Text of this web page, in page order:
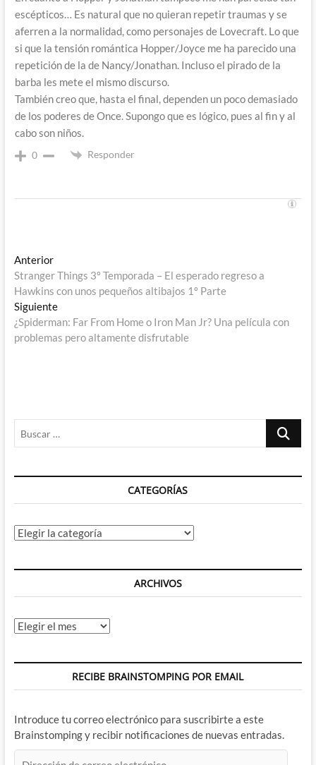
escépticos… Es natural que no quieran repetir traumas y se
aferren a la normalidad, como personajes de Lovecraft. Lo que
si que la tensión romántica Hopper/Joyce me ha parecido una
repetición de la de Nancy/Jonathan. Incluso el pirado de la
barba les mete el mismo discurso.
También creo que, hasta el final, dependen un poco demasiado
de los poderes de Once. Supongo que es lógico, pues al fin y al
cabo son niños.
0 Responder
Navegación
de
entradas
AnteriorEntrada
anterior:
Stranger Things 3º Temporada – El esperado regreso a
Hawkins con unos pequeños altibajos 1º Parte
SiguienteEntrada
siguiente:
¿Spiderman: Far From Home o Iron Man Jr? Una película con
problemas pero altamente disfrutable
Buscar
CATEGORÍAS
Categorías
ARCHIVOS
Archivos
RECIBE BRAINSTOMPING POR EMAIL
Introduce tu correo electrónico para suscribirte a este
Brainstomping y recibir notificaciones de nuevas entradas.